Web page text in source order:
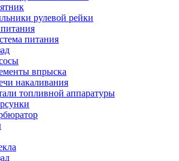
рулевой рейки
питания
впрыска
накаливания
топливной аппаратуры